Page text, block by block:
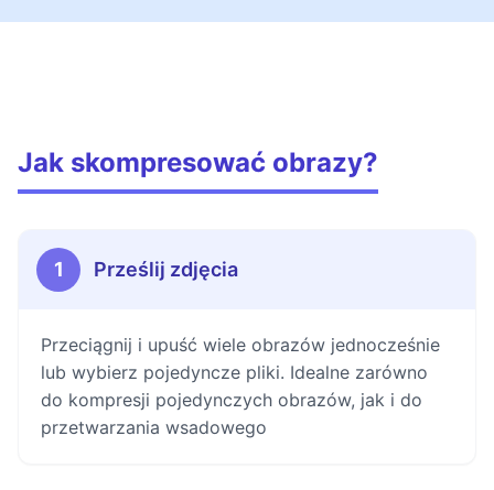
Jak skompresować obrazy?
1 Prześlij zdjęcia
Przeciągnij i upuść wiele obrazów jednocześnie
lub wybierz pojedyncze pliki. Idealne zarówno
do kompresji pojedynczych obrazów, jak i do
przetwarzania wsadowego